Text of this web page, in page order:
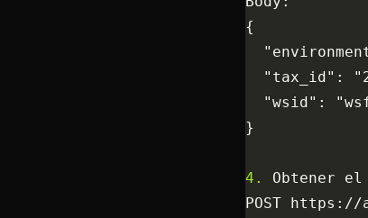
{
"tax_id":
"wsid":
}
4.
Obtener el
POST